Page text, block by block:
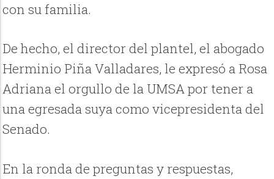
con su familia.
De hecho, el director del plantel, el abogado
Herminio Piña Valladares, le expresó a Rosa
Adriana el orgullo de la UMSA por tener a
una egresada suya como vicepresidenta del
Senado.
En la ronda de preguntas y respuestas,